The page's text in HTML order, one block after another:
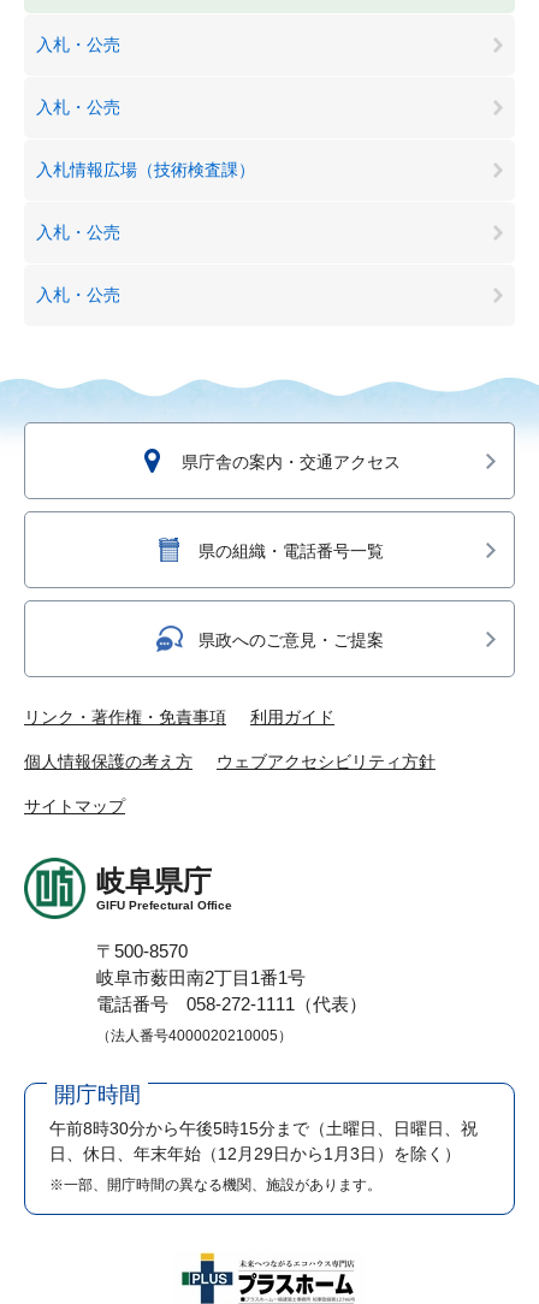
入札・公売
入札・公売
入札情報広場（技術検査課）
入札・公売
入札・公売
県庁舎の案内・交通アクセス
県の組織・電話番号一覧
県政へのご意見・ご提案
リンク・著作権・免責事項 利用ガイド
個人情報保護の考え方 ウェブアクセシビリティ方針
サイトマップ
岐阜県庁
GIFU Prefectural Office
〒500-8570
岐阜市薮田南2丁目1番1号
電話番号 058-272-1111（代表）
（法人番号4000020210005）
開庁時間
午前8時30分から午後5時15分まで （土曜日、日曜日、祝
日、休日、年末年始（12月29日から1月3日）を除く）
※一部、開庁時間の異なる機関、施設があります。